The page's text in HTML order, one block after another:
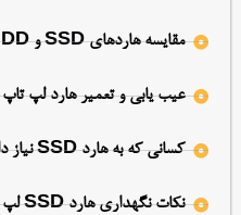
مقایسه هاردهای SSD و HDD
عیب یابی و تعمیر هارد لپ تاپ
کسانی که به هارد SSD نیاز دارند
نکات نگهداری هارد SSD لپ تاپ